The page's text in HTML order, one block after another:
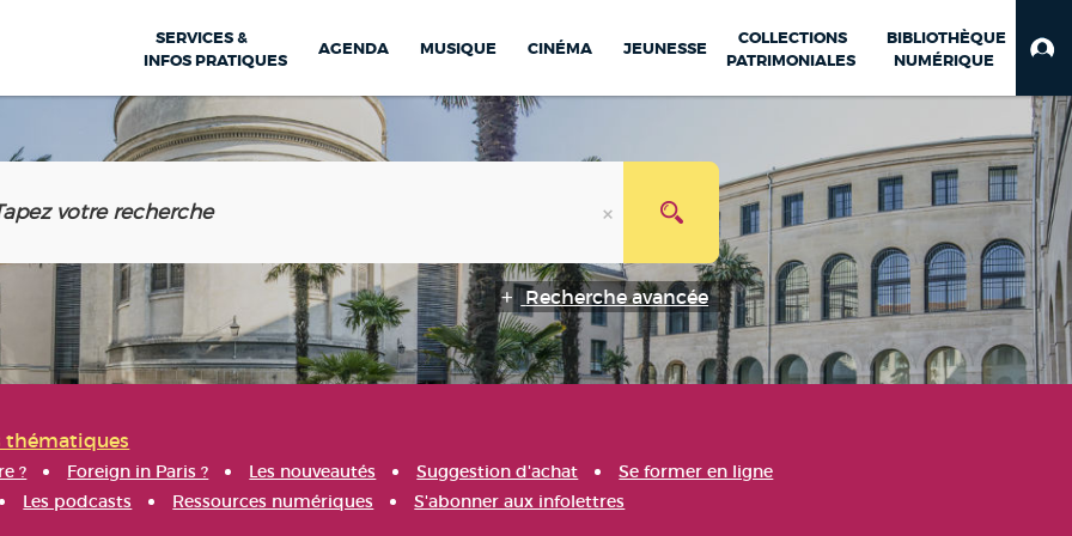
SERVICES &
INFOS PRATIQUES
AGENDA MUSIQUE CINÉMA JEUNESSE
COLLECTIONS
PATRIMONIALES
BIBLIOTHÈQUE
NUMÉRIQUE
Recherche avancée
thématiques
? Foreign in Paris ? Les nouveautés Suggestion d'achat
Se former en ligne
Les podcasts Ressources numériques S'abonner aux infolettres